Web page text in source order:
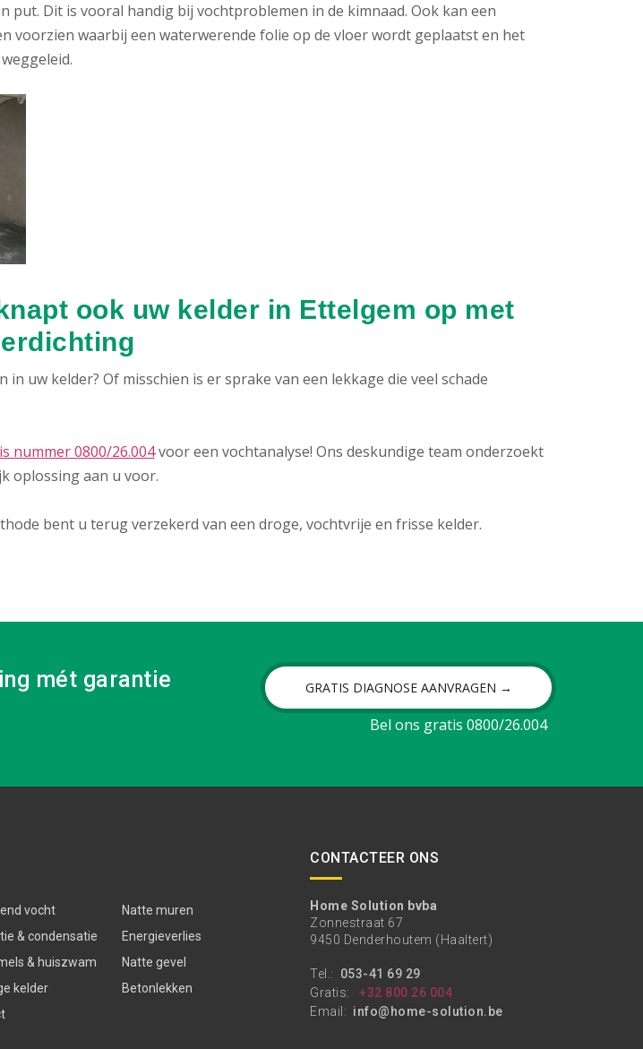
put. Dit is vooral handig bij vochtproblemen in de kimnaad. Ook kan een
voorzien waarbij een waterwerende folie op de vloer wordt geplaatst en het
ook uw kelder in Ettelgem op met
uw kelder? Of misschien is er sprake van een lekkage die veel schade
nummer 0800/26.004voor een vochtanalyse! Ons deskundige team onderzoekt
oplossing aan u voor.
bent u terug verzekerd van een droge, vochtvrije en frisse kelder.
mét garantie GRATIS DIAGNOSE AANVRAGEN →
Bel ons gratis 0800/26.004
vocht
& condensatie
& huiszwam
kelder
Natte muren
Energieverlies
Natte gevel
Betonlekken
CONTACTEER ONS
Home Solution bvba
Zonnestraat 67
9450 Denderhoutem (Haaltert)
Tel.: 053-41 69 29
Gratis:
+32 800 26 004
Email: info@home-solution.be